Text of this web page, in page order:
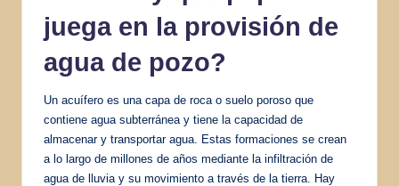
juega en la provisión de
agua de pozo?
Un acuífero es una capa de roca o suelo poroso que
contiene agua subterránea y tiene la capacidad de
almacenar y transportar agua. Estas formaciones se crean
a lo largo de millones de años mediante la infiltración de
agua de lluvia y su movimiento a través de la tierra. Hay